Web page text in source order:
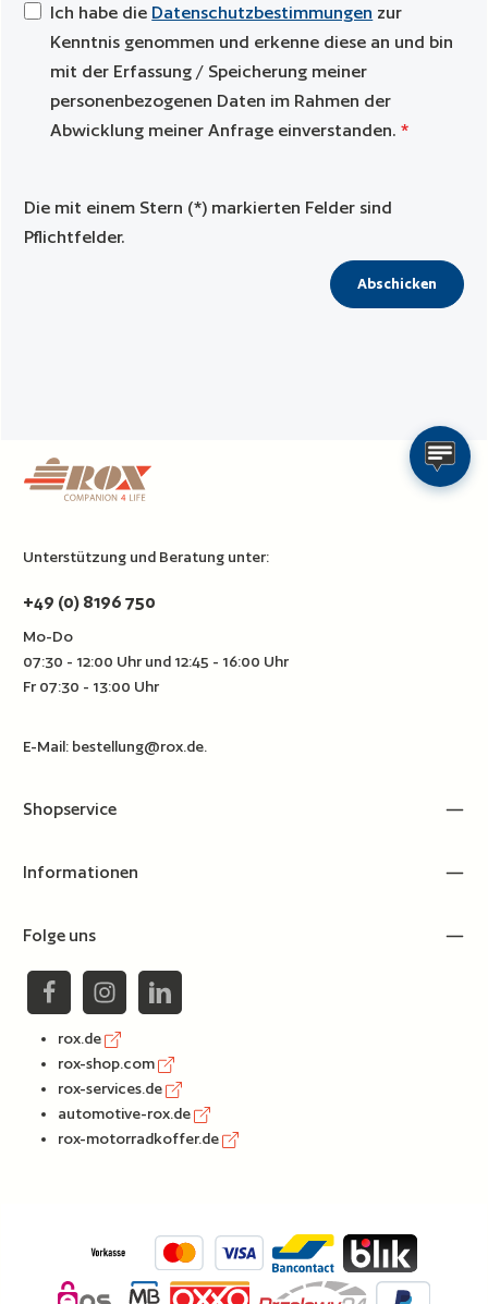
Ich habe die Datenschutzbestimmungen zur
Kenntnis genommen und erkenne diese an und bin
mit der Erfassung / Speicherung meiner
personenbezogenen Daten im Rahmen der
Abwicklung meiner Anfrage einverstanden.*
Die mit einem Stern (*) markierten Felder sind
Pflichtfelder.
Abschicken
Unterstützung und Beratung unter:
+49 (0) 8196 750
Mo-Do
07:30 - 12:00 Uhr und 12:45 - 16:00 Uhr
Fr 07:30 - 13:00 Uhr
E-Mail: bestellung@rox.de.
Shopservice
Informationen
Folge uns
rox.de
rox-shop.com
rox-services.de
automotive-rox.de
rox-motorradkoffer.de